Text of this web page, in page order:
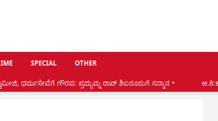
SPECIAL OTHER
ಪ್ರದ್ಯುಮ್ನ ರಾವ್ ಶಿಬರೂರುಗೆ ಸನ್ಮಾನ • ಆ.8:ಕಟೀಲಿನಲ್ಲಿ